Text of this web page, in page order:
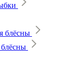
блёсны